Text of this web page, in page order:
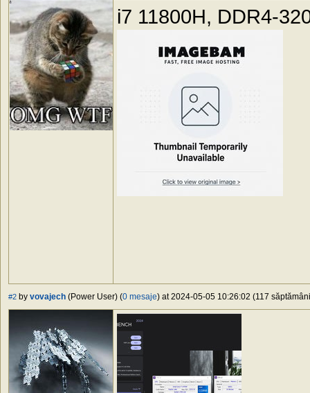
i7 11800H, DDR4-
#2 by vovajech (Power User) (0 mesaje) at 2024-05-05 10:26:02 (117